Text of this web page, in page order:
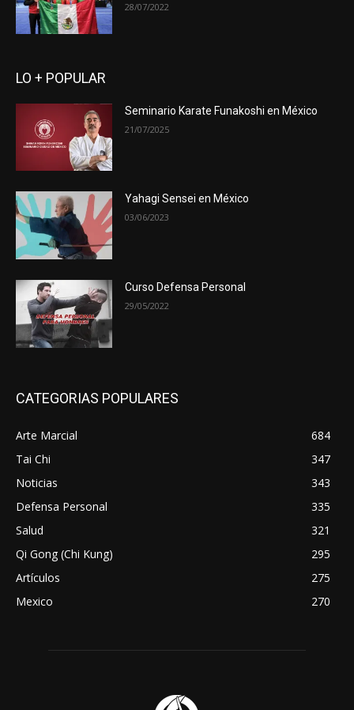
28/07/2022
LO + POPULAR
Seminario Karate Funakoshi en México
21/07/2025
Yahagi Sensei en México
03/06/2023
Curso Defensa Personal
29/05/2022
CATEGORIAS POPULARES
Arte Marcial
684
Tai Chi
347
Noticias
343
Defensa Personal
335
Salud
321
Qi Gong (Chi Kung)
295
Artículos
275
Mexico
270